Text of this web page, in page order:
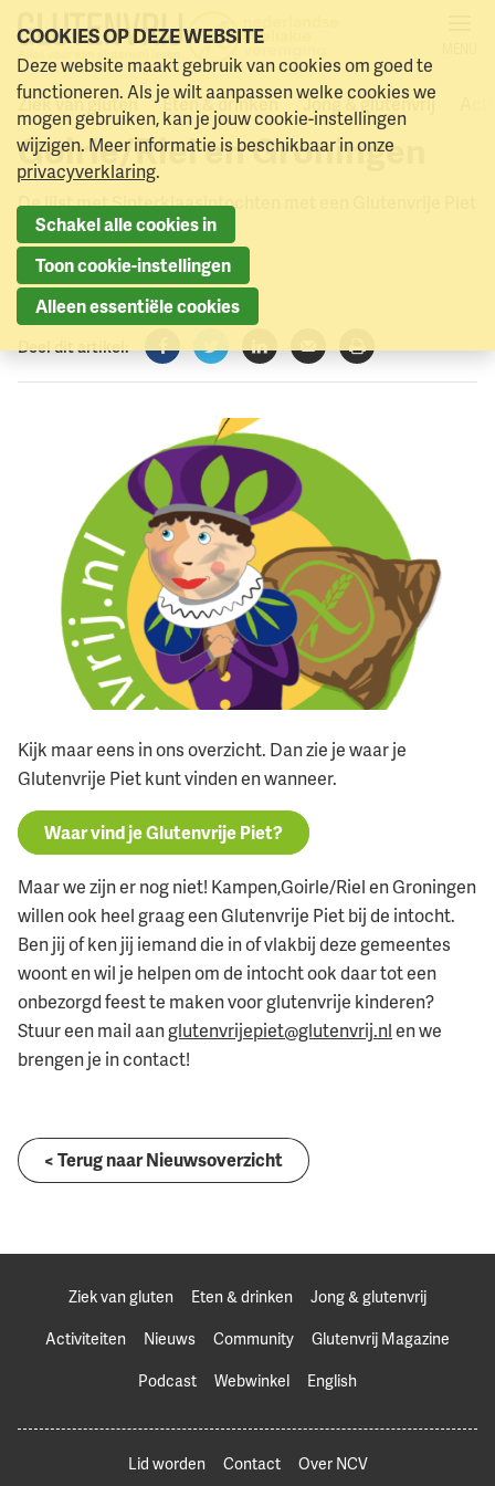
Naar menu Naar hoofdinhoud
Ziek van gluten Eten & drinken Jong & glutenvrij
Gutenvrije Piet gezocht
voor o.a. Kampen,
Goirle/Riel en Groningen
De lijst met Sinterklaasintochten met een Glutenvrije Piet
groeit!
5 oktober 2022
Deel dit artikel:
Facebook
TwitterLinkedInVerzenden
Printen
Kijk maar eens in ons overzicht. Dan zie je waar je
Glutenvrije Piet kunt vinden en wanneer.
Waar vind je Glutenvrije Piet?
Maar we zijn er nog niet! Kampen,Goirle/Riel en Groningen
willen ook heel graag een Glutenvrije Piet bij de intocht.
Ben jij of ken jij iemand die in of vlakbij deze gemeentes
woont en wil je helpen om de intocht ook daar tot een
onbezorgd feest te maken voor glutenvrije kinderen?
Stuur een mail aanglutenvrijepiet@glutenvrij.nlen we
brengen je in contact!
< Terug naar Nieuwsoverzicht
Ziek van gluten Eten & drinken
Jong & glutenvrij
Activiteiten
Nieuws Community
Glutenvrij Magazine
Podcast
Webwinkel English
Lid worden Contact Over NCV
COOKIES OP DEZE WEBSITE
Deze website maakt gebruik van cookies om goed te
functioneren. Als je wilt aanpassen welke cookies we
mogen gebruiken, kan je jouw cookie-instellingen
wijzigen. Meer informatie is beschikbaar in onze
privacyverklaring.
Schakel alle cookies in
Toon cookie-instellingen
Alleen essentiële cookies